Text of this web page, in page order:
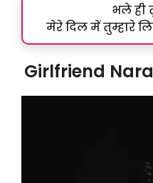
भले ही
मेरे दिल में तुम्हारे
Girlfriend